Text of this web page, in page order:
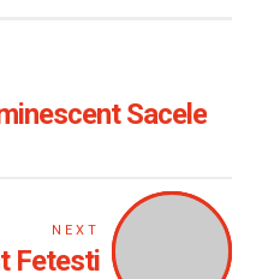
Sacele
NEXT
Fetesti